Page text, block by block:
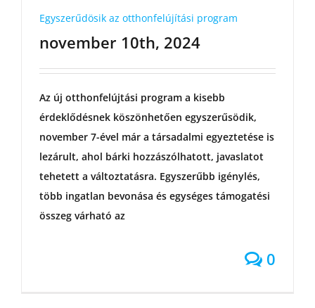
Egyszerűdösik az otthonfelújítási program
november 10th, 2024
Az új otthonfelújtási program a kisebb
érdeklődésnek köszönhetően egyszerűsödik,
november 7-ével már a társadalmi egyeztetése is
lezárult, ahol bárki hozzászólhatott, javaslatot
tehetett a változtatásra. Egyszerűbb igénylés,
több ingatlan bevonása és egységes támogatési
összeg várható az
0